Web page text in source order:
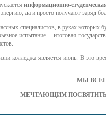
информационно-
да и просто получают заряд
специалистов, в руках которых
испытание – итоговая
колледжа является июнь. В это
МЫ
МЕЧТАЮЩИМ